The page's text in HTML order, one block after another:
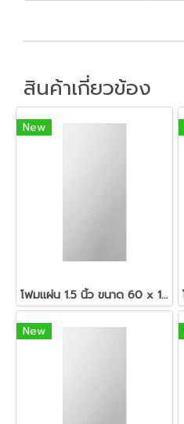
สินค้าเกี่ยวข้อง
New
โฟมแผ่น 1.5 นิ้ว ขนาด 60 x 120 ซม.สีขาว
New